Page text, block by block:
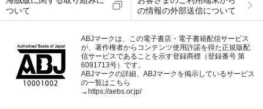
ついて
の情報の外部送信について
ABJマークは、この電子書店・電子書籍配信サービス
が、著作権者からコンテンツ使用許諾を得た正規版配
信サービスであることを示す登録商標（登録番号 第
6091713号）です。
ABJマークの詳細、ABJマークを掲示しているサービス
の一覧はこちら
→ https://aebs.or.jp/